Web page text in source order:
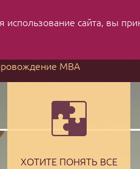
Написать письмо
MBA
ХОТИТЕ ПОНЯТЬ ВСЕ
использование cайта, вы